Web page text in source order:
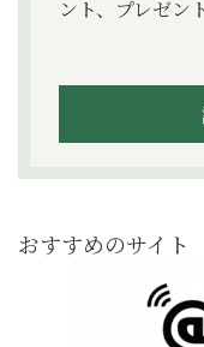
ント、プレゼン
おすすめのサイト